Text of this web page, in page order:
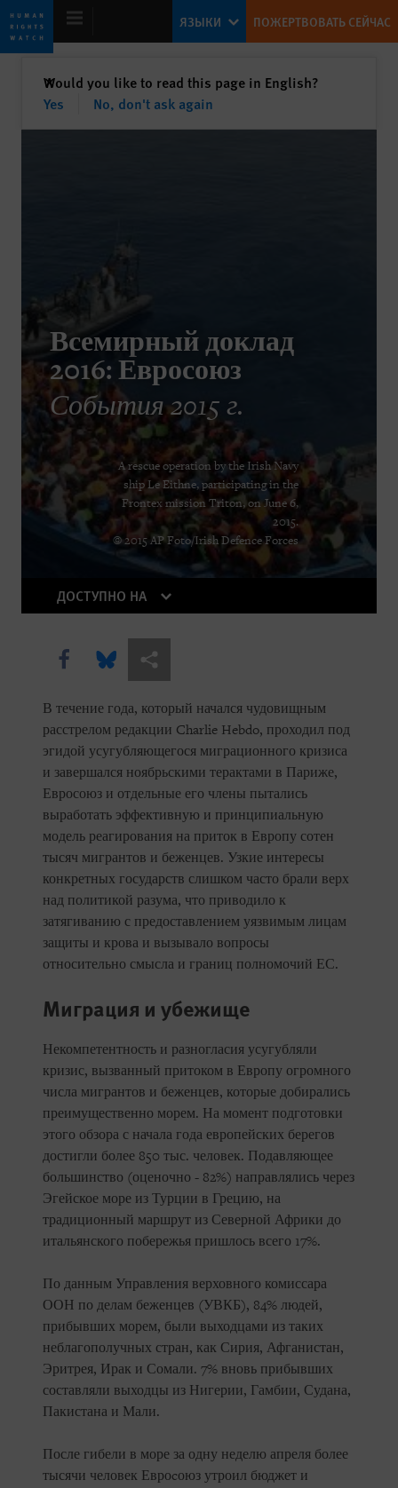
Skip
to
cookie
privacy
Skip
to
main
content
World Report 2016
Former Executive Director
Ending Child Marriage
Rights in Transition
Children Behind Bars
DOWNLOAD
ЯЗЫКИ ПОЖЕРТВОВАТЬ СЕЙЧАС
Would you like to read this page in English?
Yes
No, don't ask again
✕закрыть
Всемирный доклад
2016: Евросоюз
События 2015 г.
A rescue operation by the Irish Navy
ship Le Eithne, participating in the
Frontex mission Triton, on June 6,
2015.
© 2015 AP Foto/Irish Defence Forces
ДОСТУПНО НА
Share this via Facebook
Share this via Bluesky
Share this via Поделиться
В течение года, который начался чудовищным
расстрелом редакции Charlie Hebdo, проходил под
эгидой усугубляющегося миграционного кризиса
и завершался ноябрьскими терактами в Париже,
Евросоюз и отдельные его члены пытались
выработать эффективную и принципиальную
модель реагирования на приток в Европу сотен
тысяч мигрантов и беженцев. Узкие интересы
конкретных государств слишком часто брали верх
над политикой разума, что приводило к
затягиванию с предоставлением уязвимым лицам
защиты и крова и вызывало вопросы
относительно смысла и границ полномочий ЕС.
Миграция и убежище
Некомпетентность и разногласия усугубляли
кризис, вызванный притоком в Европу огромного
числа мигрантов и беженцев, которые добирались
преимущественно морем. На момент подготовки
этого обзора с начала года европейских берегов
достигли более 850 тыс. человек. Подавляющее
большинство (оценочно - 82%) направлялись через
Эгейское море из Турции в Грецию, на
традиционный маршрут из Северной Африки до
итальянского побережья пришлось всего 17%.
По данным Управления верховного комиссара
ООН по делам беженцев (УВКБ), 84% людей,
прибывших морем, были выходцами из таких
неблагополучных стран, как Сирия, Афганистан,
Эритрея, Ирак и Сомали. 7% вновь прибывших
составляли выходцы из Нигерии, Гамбии, Судана,
Пакистана и Мали.
После гибели в море за одну неделю апреля более
тысячи человек Евроcоюз утроил бюджет и